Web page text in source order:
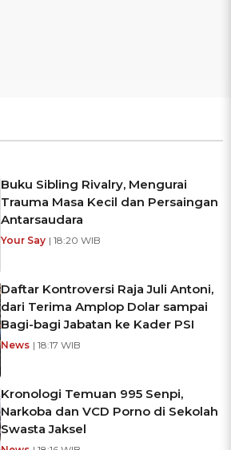
Buku Sibling Rivalry, Mengurai
Trauma Masa Kecil dan Persaingan
Antarsaudara
Your Say | 18:20 WIB
Daftar Kontroversi Raja Juli Antoni,
dari Terima Amplop Dolar sampai
Bagi-bagi Jabatan ke Kader PSI
News | 18:17 WIB
Kronologi Temuan 995 Senpi,
Narkoba dan VCD Porno di Sekolah
Swasta Jaksel